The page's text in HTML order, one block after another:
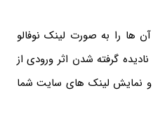
ها را به صورت لینک نوفالو
گرفته شدن اثر ورودی از
و نمایش لینک های سایت شما